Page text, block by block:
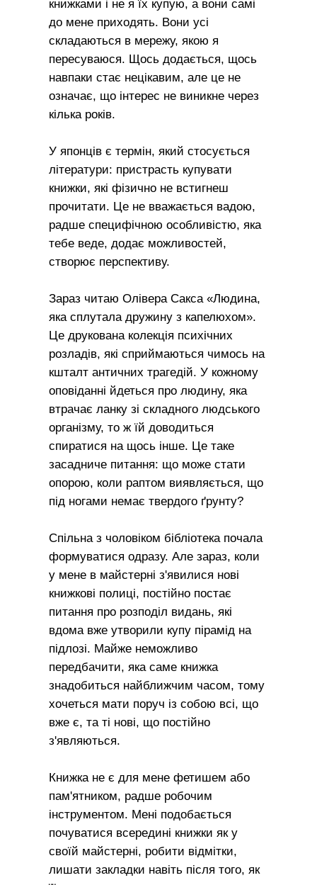
книжками і не я їх купую, а вони самі
до мене приходять. Вони усі
складаються в мережу, якою я
пересуваюся. Щось додається, щось
навпаки стає нецікавим, але це не
означає, що інтерес не виникне через
кілька років.
У японців є термін, який стосується
літератури: пристрасть купувати
книжки, які фізично не встигнеш
прочитати. Це не вважається вадою,
радше специфічною особливістю, яка
тебе веде, додає можливостей,
створює перспективу.
Зараз читаю Олівера Сакса «Людина,
яка сплутала дружину з капелюхом».
Це друкована колекція психічних
розладів, які сприймаються чимось на
кшталт античних трагедій. У кожному
оповіданні йдеться про людину, яка
втрачає ланку зі складного людського
організму, то ж їй доводиться
спиратися на щось інше. Це таке
засадниче питання: що може стати
опорою, коли раптом виявляється, що
під ногами немає твердого ґрунту?
Спільна з чоловіком бібліотека почала
формуватися одразу. Але зараз, коли
у мене в майстерні з'явилися нові
книжкові полиці, постійно постає
питання про розподіл видань, які
вдома вже утворили купу пірамід на
підлозі. Майже неможливо
передбачити, яка саме книжка
знадобиться найближчим часом, тому
хочеться мати поруч із собою всі, що
вже є, та ті нові, що постійно
з'являються.
Книжка не є для мене фетишем або
пам'ятником, радше робочим
інструментом. Мені подобається
почуватися всередині книжки як у
своїй майстерні, робити відмітки,
лишати закладки навіть після того, як